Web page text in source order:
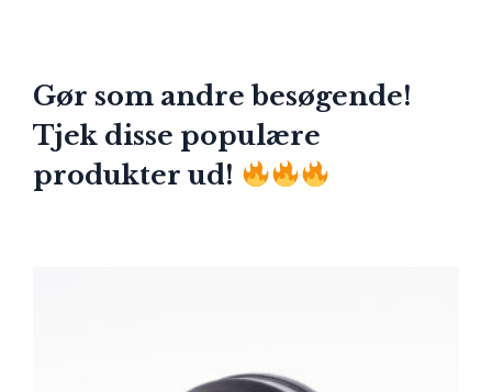
Gør som andre besøgende!
Tjek disse populære
produkter ud!